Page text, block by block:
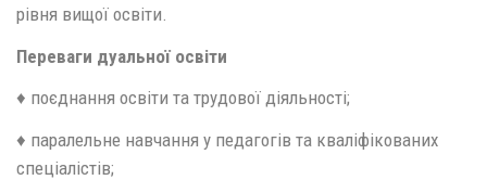
рівня вищої освіти.
Переваги дуальної освіти
♦ поєднання освіти та трудової діяльності;
♦ паралельне навчання у педагогів та кваліфікованих
спеціалістів;